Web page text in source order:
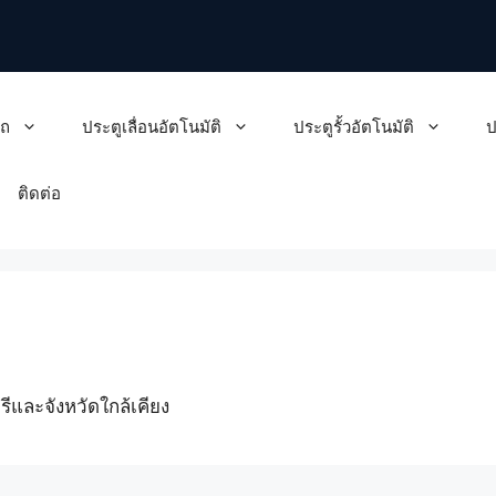
ประตูเลื่อนอัตโนมัติ ประตูรั้วอัตโนมัติ
ติดต่อ
ละจังหวัดใกล้เคียง